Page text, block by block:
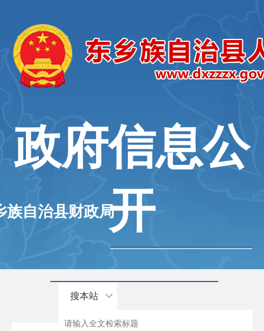
政府信息公
开
搜本站
族自治县财政局